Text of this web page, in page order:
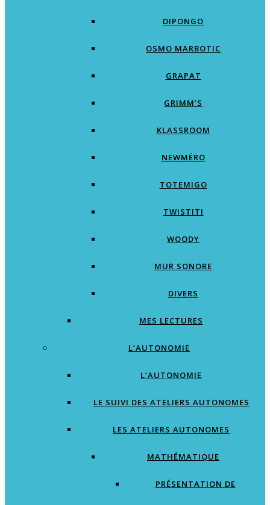
DIPONGO
OSMO MARBOTIC
GRAPAT
GRIMM’S
KLASSROOM
NEWMÉRO
TOTEMIGO
TWISTITI
WOODY
MUR SONORE
DIVERS
MES LECTURES
L’AUTONOMIE
L’AUTONOMIE
LE SUIVI DES ATELIERS AUTONOMES
LES ATELIERS AUTONOMES
MATHÉMATIQUE
PRÉSENTATION DE